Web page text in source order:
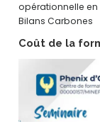
opérationnelle
Bilans Carbones
Coût de la